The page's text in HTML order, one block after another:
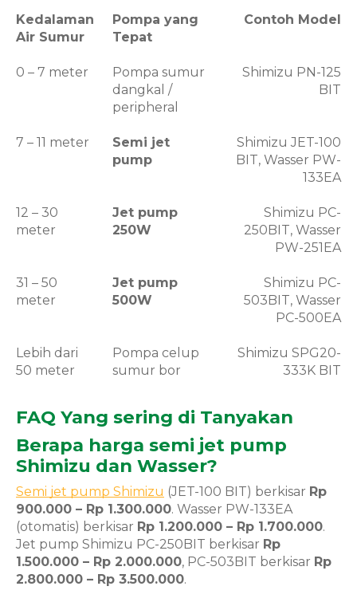
Kedalaman
Air Sumur
Pompa yang
Tepat
Contoh Model
0 – 7 meter
Pompa sumur
dangkal /
peripheral
Shimizu PN-125
BIT
7 – 11 meter
Semi jet
pump
Shimizu JET-100
BIT, Wasser PW-
133EA
12 – 30
meter
Jet pump
250W
Shimizu PC-
250BIT, Wasser
PW-251EA
31 – 50
meter
Jet pump
500W
Shimizu PC-
503BIT, Wasser
PC-500EA
Lebih dari
50 meter
Pompa celup
sumur bor
Shimizu SPG20-
333K BIT
FAQ Yang sering di Tanyakan
Berapa harga semi jet pump
Shimizu dan Wasser?
Semi jet pump Shimizu (JET-100 BIT) berkisar Rp
900.000 – Rp 1.300.000. Wasser PW-133EA
(otomatis) berkisar Rp 1.200.000 – Rp 1.700.000.
Jet pump Shimizu PC-250BIT berkisar Rp
1.500.000 – Rp 2.000.000, PC-503BIT berkisar Rp
2.800.000 – Rp 3.500.000.